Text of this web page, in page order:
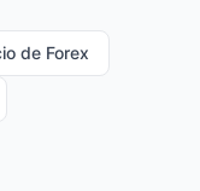
de Forex